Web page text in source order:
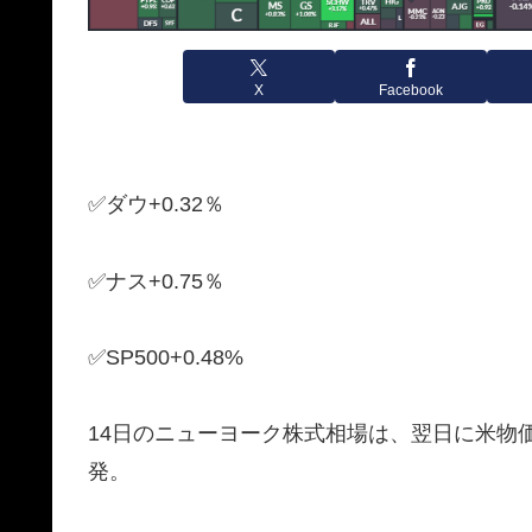
X Facebook
✅ダウ+0.32％
✅ナス+0.75％
✅SP500+0.48%
14日のニューヨーク株式相場は、翌日に米
発。